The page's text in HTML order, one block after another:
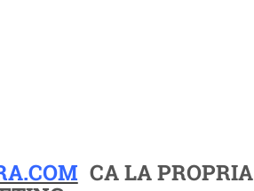
CA LA PROPRIA